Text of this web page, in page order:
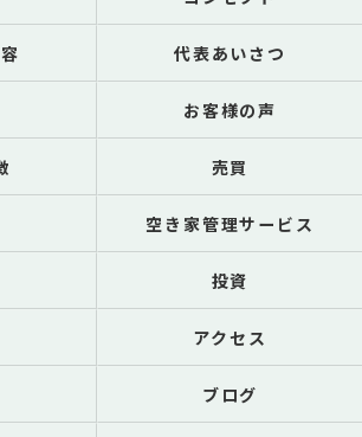
代表あいさつ
お客様の声
売買
空き家管理サービス
投資
アクセス
ブログ